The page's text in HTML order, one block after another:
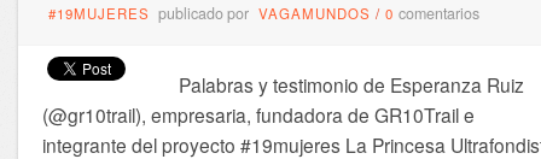
#19MUJERES publicado por VAGAMUNDOS / 0 comentarios
Palabras y testimonio de Esperanza Ruiz
(@gr10trail), empresaria, fundadora de GR10Trail e
integrante del proyecto #19mujeres La Princesa